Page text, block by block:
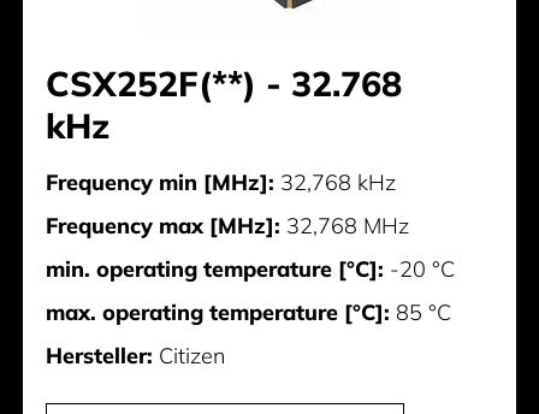
CSX252F(**) - 32.768
kHz
Frequency min [MHz]: 32,768 kHz
Frequency max [MHz]: 32,768 MHz
min. operating temperature [°C]: -20 °C
max. operating temperature [°C]: 85 °C
Hersteller: Citizen